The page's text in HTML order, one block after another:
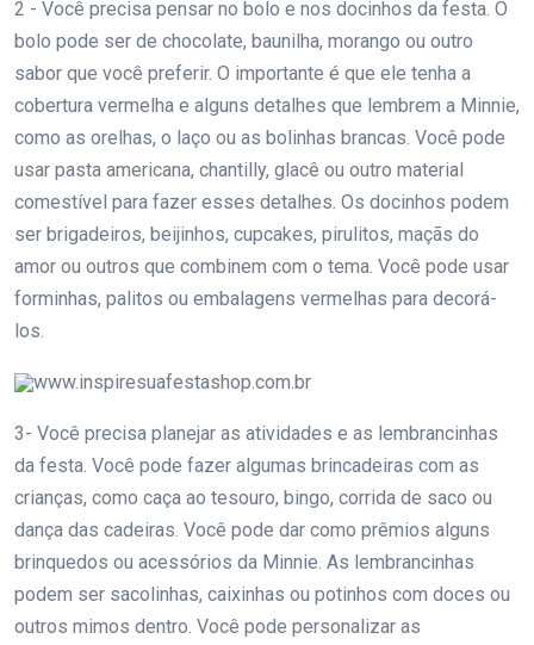
2 - Você precisa pensar no bolo e nos docinhos da festa. O
bolo pode ser de chocolate, baunilha, morango ou outro
sabor que você preferir. O importante é que ele tenha a
cobertura vermelha e alguns detalhes que lembrem a Minnie,
como as orelhas, o laço ou as bolinhas brancas. Você pode
usar pasta americana, chantilly, glacê ou outro material
comestível para fazer esses detalhes. Os docinhos podem
ser brigadeiros, beijinhos, cupcakes, pirulitos, maçãs do
amor ou outros que combinem com o tema. Você pode usar
forminhas, palitos ou embalagens vermelhas para decorá-
los.
www.inspiresuafestashop.com.br
3- Você precisa planejar as atividades e as lembrancinhas
da festa. Você pode fazer algumas brincadeiras com as
crianças, como caça ao tesouro, bingo, corrida de saco ou
dança das cadeiras. Você pode dar como prêmios alguns
brinquedos ou acessórios da Minnie. As lembrancinhas
podem ser sacolinhas, caixinhas ou potinhos com doces ou
outros mimos dentro. Você pode personalizar as